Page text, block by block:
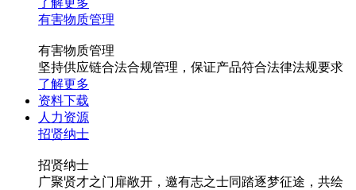
有害物质管理
有害物质管理
坚持供应链合法合规管理，保证产品符合法律法规要求
了解更多
资料下载
人力资源
招贤纳士
招贤纳士
广聚贤才之门扉敞开，邀有志之士同踏逐梦征途，共绘